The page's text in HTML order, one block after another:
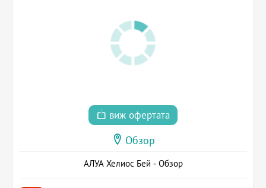
виж офертата
Обзор
АЛУА Хелиос Бей - Обзор